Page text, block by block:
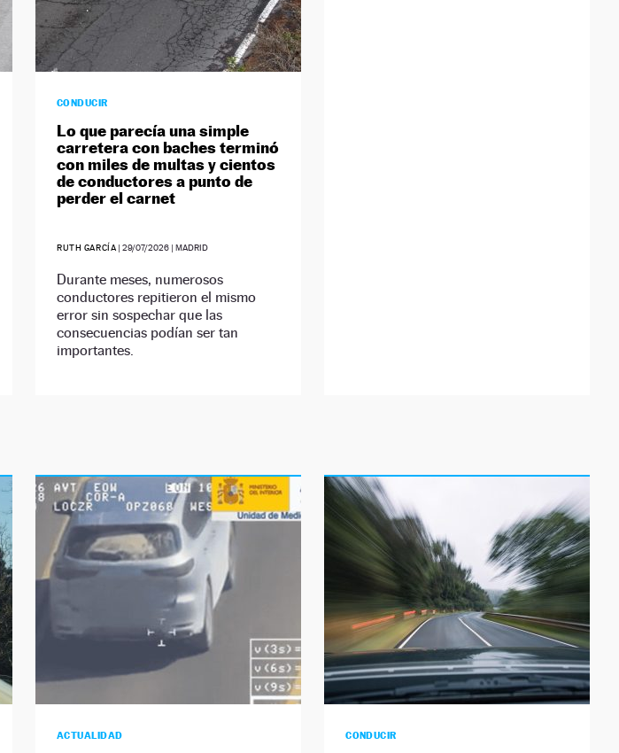
CONDUCIR
Lo que parecía una simple
carretera con baches terminó
con miles de multas y cientos
de conductores a punto de
perder el carnet
RUTH GARCÍA |29/07/2026 | MADRID
Durante meses, numerosos
conductores repitieron el mismo
error sin sospechar que las
consecuencias podían ser tan
importantes.
ACTUALIDAD CONDUCIR